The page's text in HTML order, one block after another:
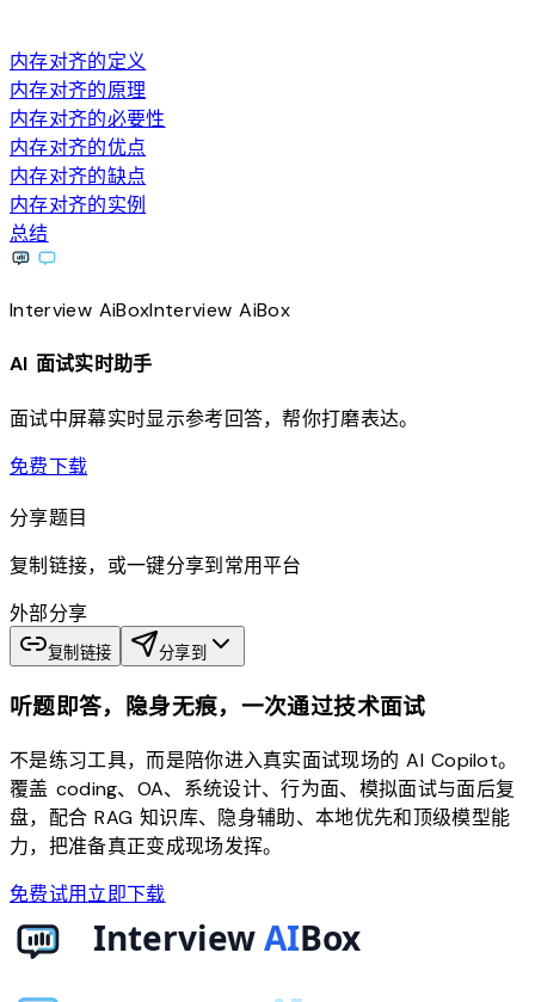
内存对齐的定义
内存对齐的原理
内存对齐的必要性
内存对齐的优点
内存对齐的缺点
内存对齐的实例
总结
Interview AiBoxInterviewAiBox
AI 面试实时助手
面试中屏幕实时显示参考回答，帮你打磨表达。
免费下载download
分享题目
复制链接，或一键分享到常用平台
外部分享
复制链接 分享到
听题即答，隐身无痕，一次通过技术面试
不是练习工具，而是陪你进入真实面试现场的 AI Copilot。
覆盖 coding、OA、系统设计、行为面、模拟面试与面后复
盘，配合 RAG 知识库、隐身辅助、本地优先和顶级模型能
力，把准备真正变成现场发挥。
免费试用立即下载